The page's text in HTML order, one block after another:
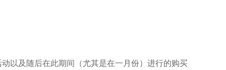
以及随后在此期间（尤其是在一月份）进行的购买